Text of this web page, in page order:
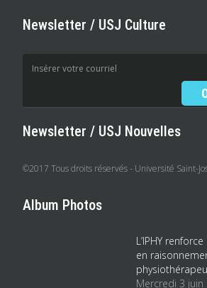
Newsletter / USJ Culture
Newsletter / USJ Nouvelles
©2017 Tous droits réservés - Université Saint-
Album Photos
L’IPHY
en
Mercredi 3 juin